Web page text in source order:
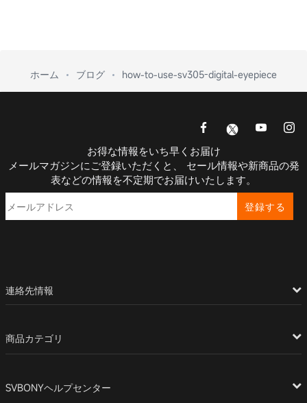
ホーム ブログ how-to-use-sv305-digital-eyepiece
お得な情報をいち早くお届け
メールマガジンにご登録いただくと、 セール情報や新商品の発
表などの情報を不定期でお届けいたします。
登録する
連絡先情報
商品カテゴリ
SVBONYヘルプセンター